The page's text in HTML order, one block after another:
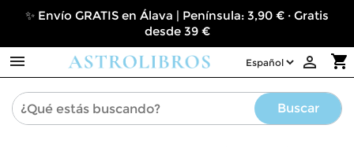
✨ Envío GRATIS en Álava | Península: 3,90 € · Gratis
desde 39 €
 shopping_cart

Buscar